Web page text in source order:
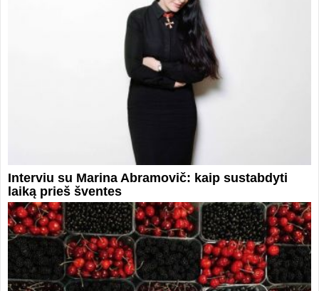
Interviu su Marina Abramovič: kaip sustabdyti
laiką prieš šventes